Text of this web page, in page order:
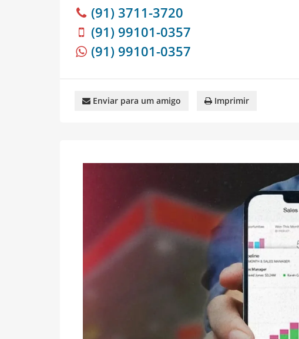
(91) 3711-3720
(91) 99101-0357
(91) 99101-0357
Enviar para um amigo Imprimir